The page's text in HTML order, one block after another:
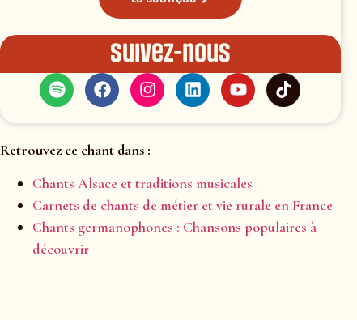
Suivez-nous
Retrouvez ce chant dans :
Chants Alsace et traditions musicales
Carnets de chants de métier et vie rurale en France
Chants germanophones : Chansons populaires à
découvrir